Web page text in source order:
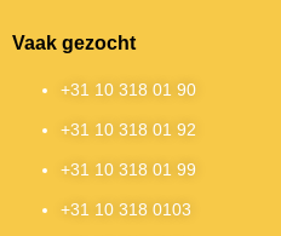
Vaak gezocht
+31 10 318 01 90
+31 10 318 01 92
+31 10 318 01 99
+31 10 318 0103